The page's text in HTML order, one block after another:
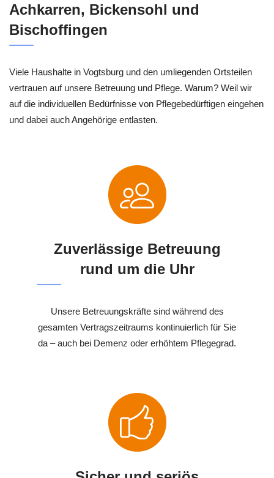
Achkarren, Bickensohl und
Bischoffingen
Viele Haushalte in Vogtsburg und den umliegenden Ortsteilen
vertrauen auf unsere Betreuung und Pflege. Warum? Weil wir
auf die individuellen Bedürfnisse von Pflegebedürftigen eingehen
und dabei auch Angehörige entlasten.
Zuverlässige Betreuung
rund um die Uhr
Unsere Betreuungskräfte sind während des
gesamten Vertragszeitraums kontinuierlich für Sie
da – auch bei Demenz oder erhöhtem Pflegegrad.